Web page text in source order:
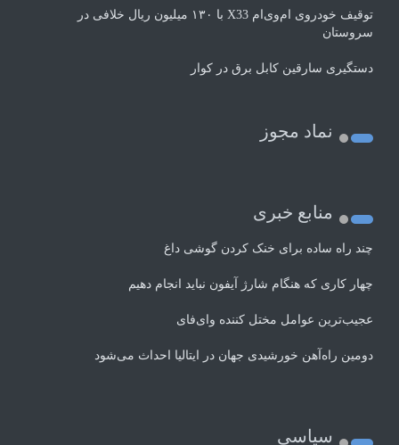
توقیف خودروی ام‌وی‌ام X33 با ۱۳۰ میلیون ریال خلافی در
سروستان
دستگیری سارقین کابل برق در کوار
نماد مجوز
منابع خبری
چند راه‌ ساده برای خنک کردن گوشی داغ
چهار کاری که هنگام شارژ آیفون نباید انجام دهیم
عجیب‌ترین عوامل مختل کننده وای‌فای
دومین راه‌آهن خورشیدی جهان در ایتالیا احداث می‌شود
سیاسی